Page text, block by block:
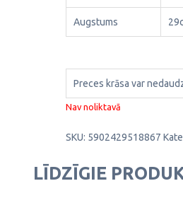
Augstums
Preces krāsa var
Nav noliktavā
SKU: 5902429518867
LĪDZĪGIE